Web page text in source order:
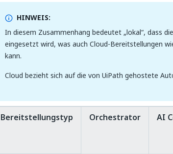
HINWEIS:
In diesem Zusammenhang bedeutet „lokal“, dass
eingesetzt wird, was auch Cloud-Bereitstellungen
kann.
Cloud bezieht sich auf die von UiPath gehostete
Bereitstellungstyp Orchestrator AI